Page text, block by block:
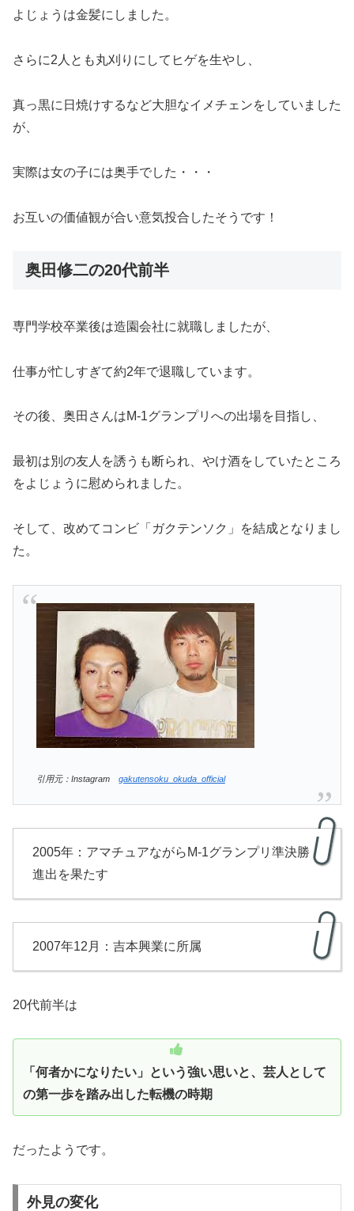
よじょうは金髪にしました。
さらに2人とも丸刈りにしてヒゲを生やし、
真っ黒に日焼けするなど大胆なイメチェンをしていました
が、
実際は女の子には奥手でした・・・
お互いの価値観が合い意気投合したそうです！
奥田修二の20代前半
専門学校卒業後は造園会社に就職しましたが、
仕事が忙しすぎて約2年で退職しています。
その後、奥田さんはM-1グランプリへの出場を目指し、
最初は別の友人を誘うも断られ、やけ酒をしていたところ
をよじょうに慰められました。
そして、改めてコンビ「ガクテンソク」を結成となりまし
た。
引用元：Instagram gakutensoku_okuda_official
2005年：アマチュアながらM-1グランプリ準決勝
進出を果たす
2007年12月：吉本興業に所属
20代前半は
「何者かになりたい」という強い思いと、芸人として
の第一歩を踏み出した転機の時期
だったようです。
外見の変化